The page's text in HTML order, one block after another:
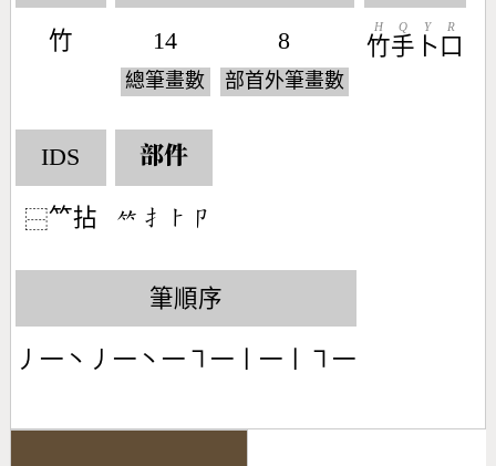
竹 14
總筆畫數
8
部首外筆畫數
竹
H
手
Q
卜
Y
口
R
IDS
⿱𥫗拈
部件
󶆆󶃛󶀥󶁊
筆順序
丿一丶丿一丶一㇕一丨一丨㇕一